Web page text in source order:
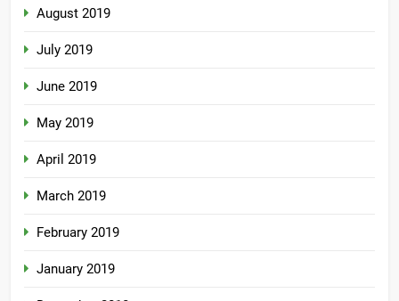
August 2019
July 2019
June 2019
May 2019
April 2019
March 2019
February 2019
January 2019